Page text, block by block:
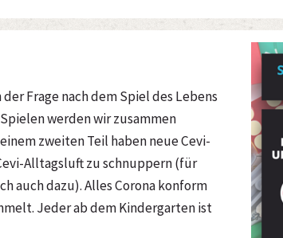
Frage nach dem Spiel des Lebens
werden wir zusammen
zweiten Teil haben neue Cevi-
Alltagsluft zu schnuppern (für
auch dazu). Alles Corona konform
Jeder ab dem Kindergarten ist